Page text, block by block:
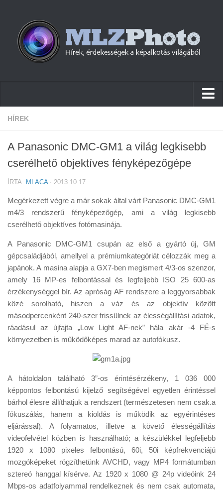
Hírek
Cikkek
Tudástár
Tanácsok
Érdekességek
Helyszíni Riport
E-BB
HÍREK
A Panasonic DMC-GM1 a világ legkisebb
cserélhető objektíves fényképezőgépe
ÍRTA: MLACA· 2013.10.17
Megérkezett végre a már sokak által várt Panasonic DMC-GM1
m4/3 rendszerű fényképezőgép, ami a világ legkisebb
cserélhető objektíves fotómasinája.
A Panasonic DMC-GM1 csupán az első a gyártó új, GM
gépcsaládjából, amellyel a prémiumkategóriát célozzák meg a
japánok. A masina alapja a GX7-ben megismert 4/3-os szenzor,
amely 16 MP-es felbontással és legfeljebb ISO 25 600-as
érzékenységgel bír. Az apróság AF rendszere a leggyorsabbak
közé sorolható, hiszen a váz és az objektív között
másodpercenként 240-szer frissülnek az élességállítási adatok,
ráadásul az újfajta „Low Light AF-nek” hála akár -4 FÉ-s
környezetben is működőképes marad az autofókusz.
A hátoldalon található 3”-os érintésérzékeny, 1 036 000
képpontos felbontású kijelző segítségével egyetlen érintéssel
bárhol élesre állíthatjuk a rendszert (természetesen nem csak.a
fókuszálás, hanem a kioldás is működik az egyérintéses
eljárással). A folyamatos, illetve a követő élességállítás
videofelvétel közben is használható; a készülékkel legfeljebb
1920 x 1080 pixeles felbontású, 60i, 50i képfrekvenciájú
mozgóképeket rögzíthetünk AVCHD, vagy MP4 formátumban
sztereó hanggal kísérve. Az 1920 x 1080 @ 24p videóink 24
Mbps-os adatfolyammal rendelkeznek és nem csak automata,